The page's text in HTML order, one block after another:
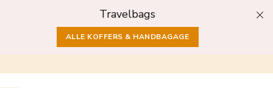
Travelbags
ALLE KOFFERS & HANDBAGAGE